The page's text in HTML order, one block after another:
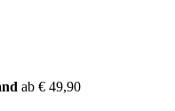
ab € 49,90